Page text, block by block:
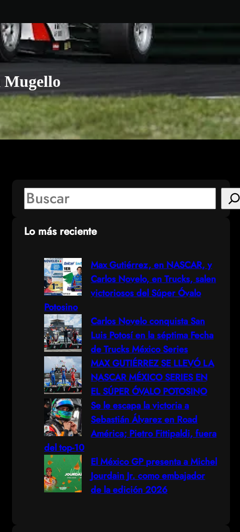
Mugello
S
eLo más reciente
Max Gutiérrez, en NASCAR, y
Carlos Novelo, en Trucks, salen
victoriosos del Súper Óvalo
Potosino
Carlos Novelo conquista San
Luis Potosí en la séptima Fecha
de Trucks México Series
MAX GUTIÉRREZ SE LLEVÓ LA
NASCAR MÉXICO SERIES EN
EL SÚPER ÓVALO POTOSINO
Se le escapa la victoria a
Sebastián Álvarez en Road
América; Pietro Fittipaldi, fuera
del top-10
El México GP presenta a Michel
Jourdain Jr. como embajador
de la edición 2026